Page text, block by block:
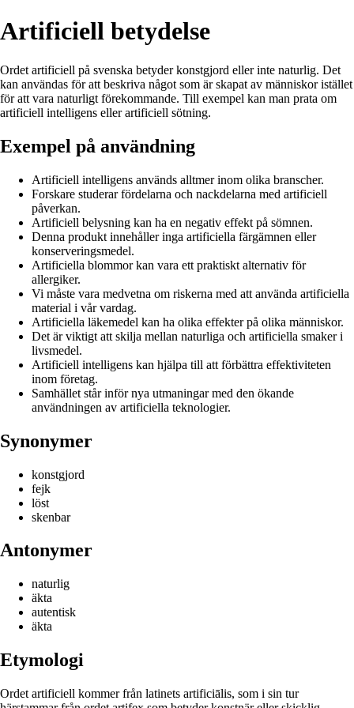
Artificiell betydelse
Ordet artificiell på svenska betyder konstgjord eller inte naturlig. Det
kan användas för att beskriva något som är skapat av människor istället
för att vara naturligt förekommande. Till exempel kan man prata om
artificiell intelligens eller artificiell sötning.
Exempel på användning
Artificiell intelligens används alltmer inom olika branscher.
Forskare studerar fördelarna och nackdelarna med artificiell
påverkan.
Artificiell belysning kan ha en negativ effekt på sömnen.
Denna produkt innehåller inga artificiella färgämnen eller
konserveringsmedel.
Artificiella blommor kan vara ett praktiskt alternativ för
allergiker.
Vi måste vara medvetna om riskerna med att använda artificiella
material i vår vardag.
Artificiella läkemedel kan ha olika effekter på olika människor.
Det är viktigt att skilja mellan naturliga och artificiella smaker i
livsmedel.
Artificiell intelligens kan hjälpa till att förbättra effektiviteten
inom företag.
Samhället står inför nya utmaningar med den ökande
användningen av artificiella teknologier.
Synonymer
konstgjord
fejk
löst
skenbar
Antonymer
naturlig
äkta
autentisk
äkta
Etymologi
Ordet artificiell kommer från latinets artificiālis, som i sin tur